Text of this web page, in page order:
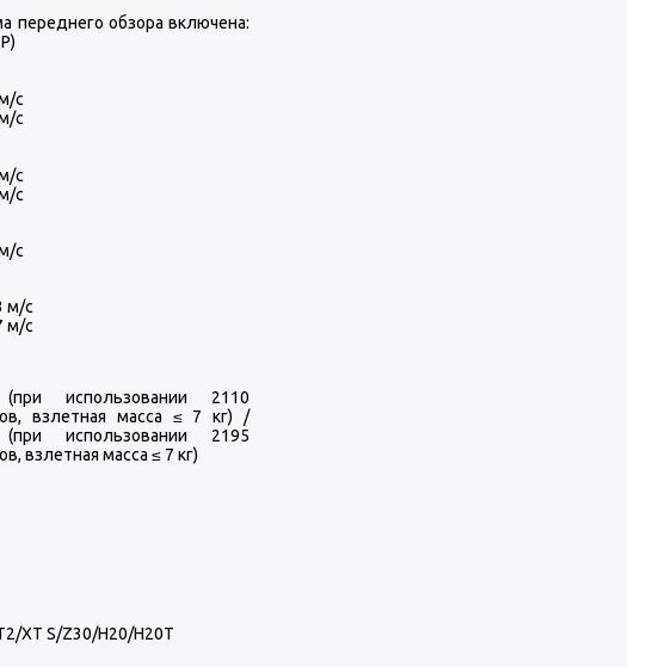
переднего обзора включена:
с
с
с
с
с
м/с
м/с
использовании 2110
взлетная масса ≤ 7 кг) /
использовании 2195
взлетная масса ≤ 7 кг)
XT S/Z30/H20/H20T